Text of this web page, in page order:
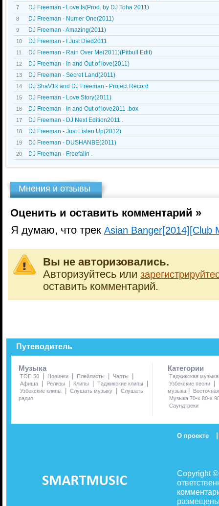
7 DJ Freeman - Love Is(Prod. by DJ Toha 2011)
8 DJ Freeman - Numer One(2011)
9 DJ Freeman - Amazing(2011)
10 DJ Freeman - I Just Died2011
11 DJ Freeman - Rain Over Me(2011)(Pitbull Edit)
12 DJ Freeman - In and Out of love(2011)
13 DJ Freeman - Secret Land(2011)
14 DJ ShaV1k and DJ Freeman - Project Record
15 DJ Freeman - Love Story(2011)
16 DJ Freeman - In and Out of love2011 .box
17 DJ Freeman - DJ Next Edition2011 .
18 DJ Freeman - Just Listen Up(2012)
19 DJ Freeman - DUSHANBE(2011)
20 DJ Freeman - Freefalin .
Мнения и отзывы
Оценить и оставить комментарий »
Я думаю, что трек Asian Banger[2014][Club
Вы не авторизовались.
Авторизуйтесь или
оставить комментарий.
Путеводитель
Музыка
ТОП 50 | Новинки | Плейлисты | Чарты |
Афиша | Релизы | Клипы | Таджикские клипы |
Узбекские клипы | Слушать музыку | Слушать
радио
Категории
Таджикская музыка
Узбекские песни
|
музыка |
Музыка 70-х 80-х
Саундтреки
О проекте |
Copyright
размещены